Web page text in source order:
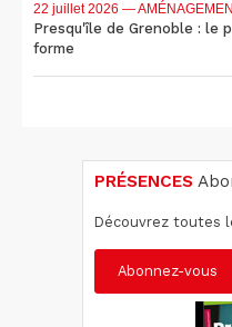
22 juillet 2026 —
Presqu'île de Grenoble : le
forme
PRÉSENCES
Découvrez toutes
Abonnez-vous